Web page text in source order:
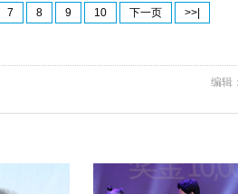
7 8 9 10 下一页 >>|
编辑